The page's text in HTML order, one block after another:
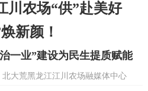
川农场“供”赴美好
新颜！
一业”建设为民生提质赋能
北大荒黑龙江江川农场融媒体中心